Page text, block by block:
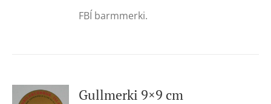
FBÍ barmmerki.
Gullmerki 9×9 cm